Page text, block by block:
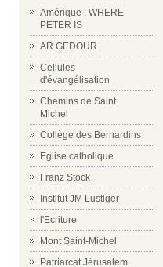
Amérique : WHERE
PETER IS
AR GEDOUR
Cellules
d'évangélisation
Chemins de Saint
Michel
Collège des Bernardins
Eglise catholique
Franz Stock
Institut JM Lustiger
l'Ecriture
Mont Saint-Michel
Patriarcat Jérusalem